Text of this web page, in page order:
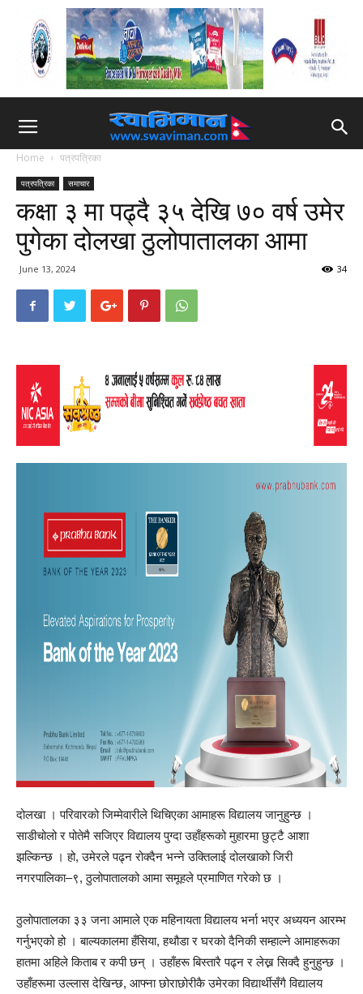
Home पत्रपत्रिका
पत्रपत्रिका समाचार
कक्षा ३ मा पढ्दै ३५ देखि ७० वर्ष उमेर
पुगेका दोलखा ठुलोपातालका आमा
June 13, 2024 34
दोलखा । परिवारको जिम्मेवारीले थिचिएका आमाहरू विद्यालय जानुहुन्छ ।
साडीचोलो र पोतेमै सजिएर विद्यालय पुग्दा उहाँहरूको मुहारमा छुट्टै आशा
झल्किन्छ । हो, उमेरले पढ्न रोक्दैन भन्ने उक्तिलाई दोलखाको जिरी
नगरपालिका–९, ठुलोपातालको आमा समूहले प्रमाणित गरेको छ ।
ठुलोपातालका ३३ जना आमाले एक महिनायता विद्यालय भर्ना भएर अध्ययन आरम्भ
गर्नुभएको हो । बाल्यकालमा हँसिया, हथौडा र घरको दैनिकी सम्हाल्ने आमाहरूका
हातमा अहिले किताब र कपी छन् । उहाँहरू बिस्तारै पढ्न र लेख्न सिक्दै हुनुहुन्छ ।
उहाँहरूमा उल्लास देखिन्छ, आफ्ना छोराछोरीकै उमेरका विद्यार्थीसँगै विद्यालय